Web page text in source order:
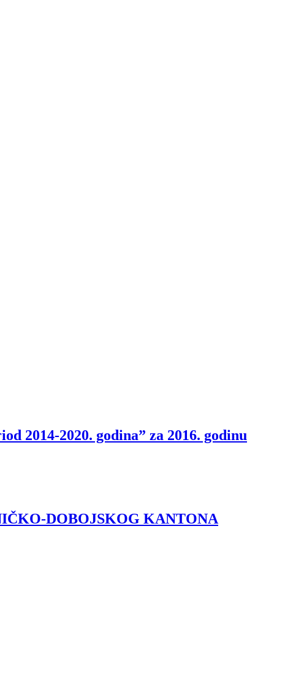
2014-2020. godina” za 2016. godinu
DOBOJSKOG KANTONA